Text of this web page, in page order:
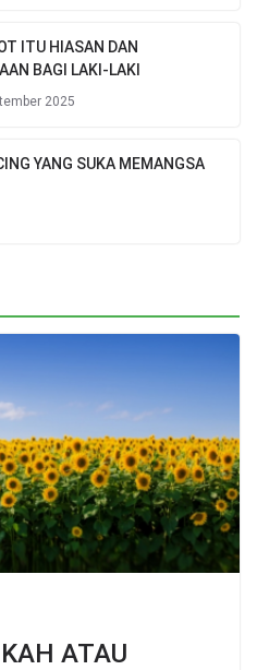
ITU HIASAN DAN
BAGI LAKI-LAKI
2025
YANG SUKA MEMANGSA
ATAU